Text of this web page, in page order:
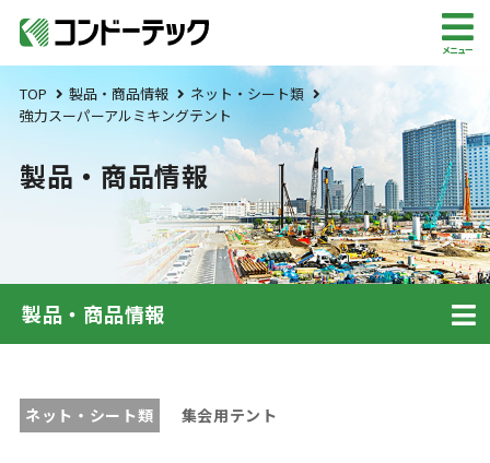
メニュー
TOP 製品・商品情報
ネット・シート類
強力スーパーアルミキングテント
製品・商品情報
製品・商品情報
ネット・シート類 集会用テント